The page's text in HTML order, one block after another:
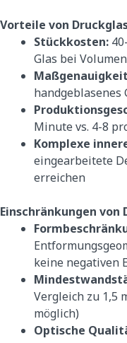
Vorteile von
Stückkosten:
Glas bei
handgeblasenes
Minute vs. 4-8
Komplexe
eingearbeitete
erreichen
Einschränkungen von
keine negativen
Vergleich zu 1,5
möglich)
Optische